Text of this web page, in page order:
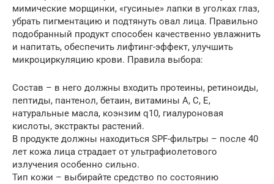
мимические морщинки, «гусиные» лапки в уголках глаз,
убрать пигментацию и подтянуть овал лица. Правильно
подобранный продукт способен качественно увлажнить
и напитать, обеспечить лифтинг-эффект, улучшить
микроциркуляцию крови. Правила выбора:
Состав – в него должны входить протеины, ретиноиды,
пептиды, пантенол, бетаин, витамины А, С, Е,
натуральные масла, коэнзим q10, гиалуроновая
кислоты, экстракты растений.
В продукте должны находиться SPF-фильтры – после 40
лет кожа лица страдает от ультрафиолетового
излучения особенно сильно.
Тип кожи – выбирайте средство по состоянию